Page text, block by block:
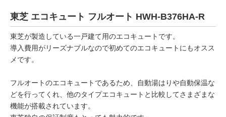
東芝 エコキュート フルオート HWH-B376HA-R
東芝が製造している一戸建て用のエコキュートです。
導入費用がリーズナブルなので初めてのエコキュートにもオスス
メです。
フルオートのエコキュートであるため、自動湯はりや自動保温な
どを行ってくれ、他のタイプエコキュートと比較してさまざまな
機能が搭載されています。